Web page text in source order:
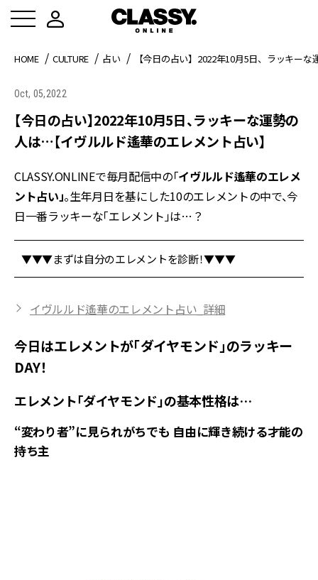
HOME CULTURE 占い 【今日の占い】2022年10月5日、ラッキー
Oct, 05,2022
【今日の占い】2022年10月5日、ラッキーな運勢の
人は…【イヴルルド遙華のエレメント占い】
CLASSY.ONLINEで毎月配信中の「イヴルルド遙華のエレメ
ント占い」。生年月日を基にした10のエレメントの中で、今
日一番ラッキーな「エレメント」は…？
▼▼▼まずは自分のエレメントを診断！▼▼▼
イヴルルド遙華のエレメント占い_詳細
今日はエレメントが「ダイヤモンド」のラッキー
DAY！
エレメント「ダイヤモンド」の基本性格は…
“変わり者”に見られがちでも 自由に輝き続ける才能の
持ち主